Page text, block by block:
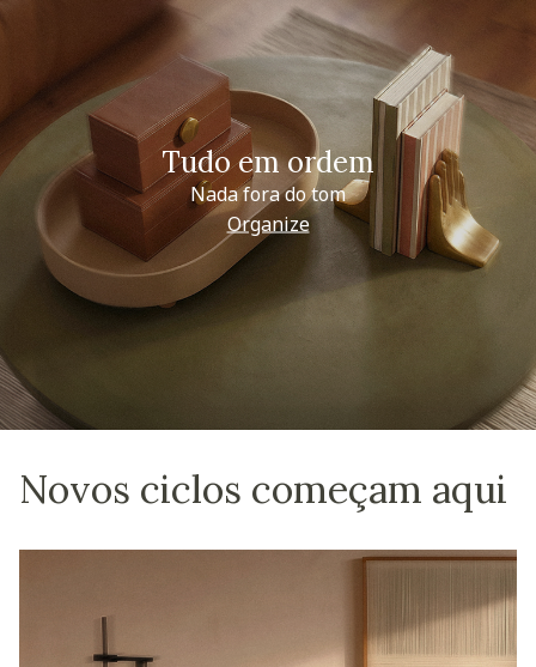
Tudo em ordem
Nada fora do tom
Organize
Novos ciclos começam aqui